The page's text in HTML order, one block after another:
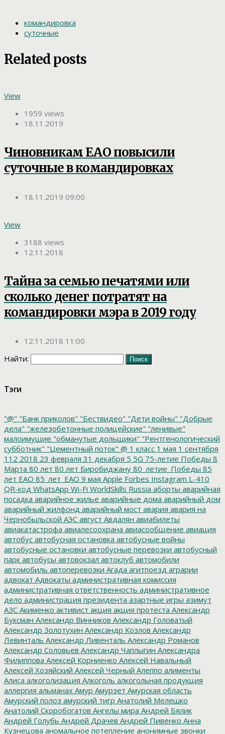
командировка
суточные
Related posts
View
1959 views
18.11.2019
Чиновникам ЕАО повысили
суточные в командировках
18.11.2019 09:00
View
3188 views
12.11.2018
Тайна за семью печатями или
сколько денег потратят на
командировки мэра в 2019 году
12.11.2018 11:00
Найти:
Тэги
"@" "Банк приколов" "Бествидео" "Дети войны" "Добрые
дела" "железобетонные полицейские" "ленивые"
малоимущие "обманутые дольщики" "Рентгенологический
субботник" "Цементный поток" @ 1 класс 1 мая 1 сентября
112 2018 23 февраля 31 декабря 5 5G 75-летие Победы 8
Марта 80 лет 80 лет Биробиджану 80_летие_Победы 85
лет ЕАО 85_лет_ЕАО 9 мая Apple Forbes Instagram L-410
QR-код WhatsApp Wi-Fi WorldSkills Russia аборты аварийная
посадка аварийное жилье аварийные дома аварийный дом
аварийный жилфонд аварийный мост авария авария на
Чернобыльской АЭС август Авдалян авиабилеты
авиакатастрофа авиалесоохрана авиасообщение авиация
автобус автобусная остановка автобусные войны
автобусные остановки автобусные перевозки автобусный
парк автобусы автовокзал автоклуб автомобили
автомобиль автоперевозки Агада агитпоезд аграрии
адвокат Адвокаты административная комиссия
административная ответственность административное
дело администрация президента азартные игры азимут
АЗС Акименко активист акция акция протеста Александр
Буксман Александр Винников Александр Головатый
Александр Золотухин Александр Козлов Александр
Левинталь Александр Ливенталь Александр Романов
Александр Соловьев Александр Чаплыгин Александра
Филиппова Алексей Корниенко Алексей Навальный
Алексей Хозяйский Алексей Черный Алеппо алименты
Алиса алкоголизация Алкоголь алкогольная продукция
аллергия альманах Амур Амурзет Амурская область
Амурский полоз амурский тигр Анатолий Мелешко
Анатолий Скоробогатов Ангелы мира Андрей Бялик
Андрей Голубь Андрей Драчев Андрей Пивенко Анна
Кузнецова аномальное потепление анонимные звонки